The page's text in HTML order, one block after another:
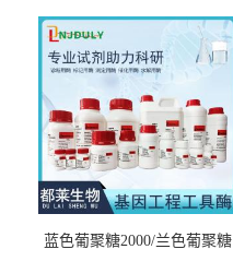
7000，分子量7000-15000，分
子量2万～4万，分子量3～7
万，分子量7～15万，分子量
15～30万
蓝色葡聚糖2000/兰色葡聚糖